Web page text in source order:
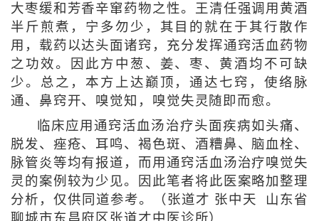
大枣缓和芳香辛窜药物之性。王清任强调用黄酒
半斤煎煮，宁多勿少，其目的就在于其行散作
用，载药以达头面诸窍，充分发挥通窍活血药物
之功效。因此方中葱、姜、枣、黄酒均不可缺
少。总之，本方上达巅顶，通达七窍，使络脉
通、鼻窍开、嗅觉知，嗅觉失灵随即而愈。
临床应用通窍活血汤治疗头面疾病如头痛、
脱发、痤疮、耳鸣、褐色斑、酒糟鼻、脑血栓、
脉管炎等均有报道，而用通窍活血汤治疗嗅觉失
灵的案例较为少见。因此笔者将此医案略加整理
分析，仅供同道参考。（张道才 张中天 山东省
聊城市东昌府区张道才中医诊所）